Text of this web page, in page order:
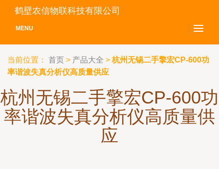
鹤壁农信物联科技有限公司
MENU
当前位置： 首页 > 产品大全 > 杭州无锡二手擎宏CP-600功
率谐波失真分析仪高质量供应
杭州无锡二手擎宏CP-600功
率谐波失真分析仪高质量供
应